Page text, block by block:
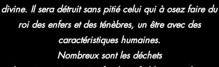
divine. Il sera détruit sans pitié celui qui à osez faire du
roi des enfers et des ténèbres, un être avec des
caractéristiques humaines.
Nombreux sont les déchets